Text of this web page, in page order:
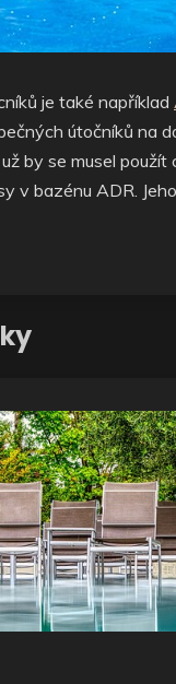
je také například
útočníků na
by se musel
v bazénu ADR.